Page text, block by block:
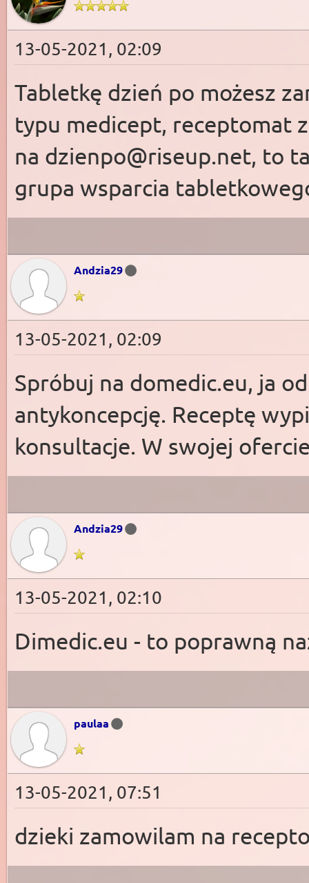
13-05-2021, 02:09
Tabletkę dzień po możesz
typu medicept, receptomat
na dzienpo@riseup.net, to
grupa wsparcia
Andzia29
13-05-2021, 02:09
Spróbuj na domedic.eu, ja
antykoncepcję. Receptę
konsultacje. W swojej
Andzia29
13-05-2021, 02:10
Dimedic.eu - to poprawną
paulaa
13-05-2021, 07:51
dzieki zamowilam na